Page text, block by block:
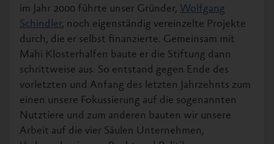
im Jahr 2000 führte unser Gründer, Wolfgang
Schindler, noch eigenständig vereinzelte Projekte
durch, die er selbst finanzierte. Gemeinsam mit
Mahi Klosterhalfen baute er die Stiftung dann
schrittweise aus. So entstand gegen Ende des
vorletzten und Anfang des letzten Jahrzehnts zum
einen unsere Fokussierung auf die sogenannten
Nutztiere und zum anderen bauten wir unsere
Arbeit auf die vier Säulen Unternehmen,